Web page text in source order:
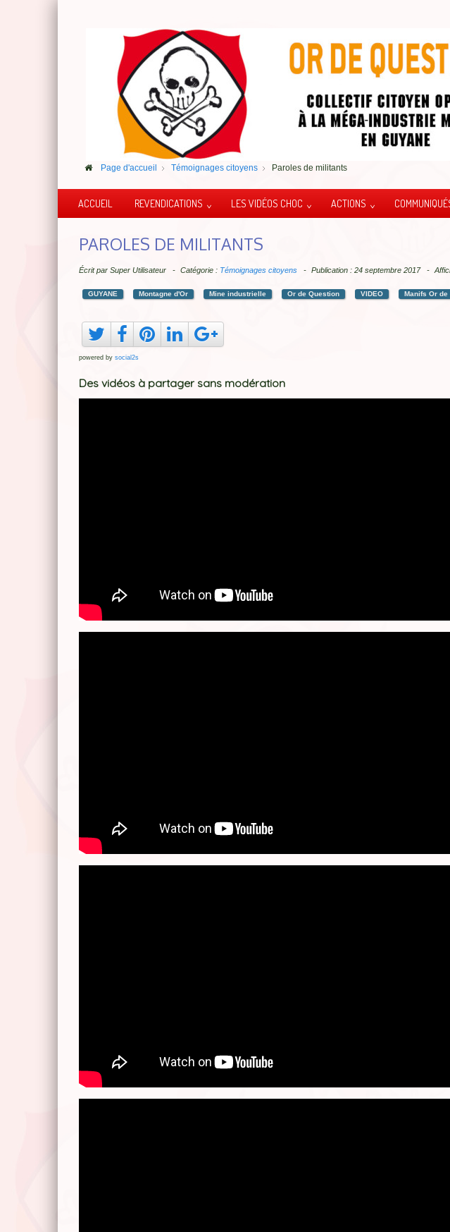
Page d'accueil Témoignages citoyens Paroles de militants
ACCUEIL REVENDICATIONS LES VIDÉOS CHOC ACTIONS
PAROLES DE MILITANTS
Écrit par Super Utilisateur Catégorie : Témoignages citoyens Publication : 24 septembre 2017
GUYANE Montagne d'Or Mine industrielle Or de Question VIDEO Manifs Or de
powered by social2s
Des vidéos à partager sans modération